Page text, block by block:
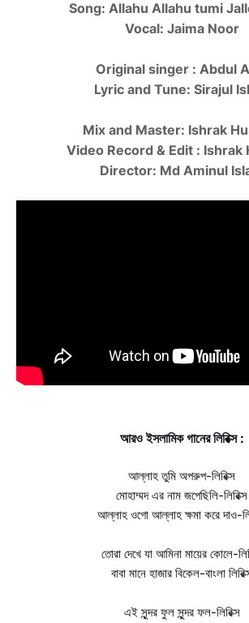
Song: Allahu Allahu tumi
Vocal: Jaima Noor
Original singer : Abdul
Lyric and Tune: Sirajul
Mix and Master: Ishrak
Video Record & Edit : Ishrak
Director: Md Aminul
আরও ইসলামিক গানের লিরিক্স :
আল্লাহ তুমি অপরুপ-লিরিক্স
মোহাম্মদ এর নাম জপেছিলি-লিরিক্স
আল্লাহ ওগো আল্লাহ ক্ষমা করে দাও-
তোরা দেখে যা আমিনা মায়ের কোলে-
বাবা মানে হাজার বিকেল-বাংলা
এই সুন্দর ফুল সুন্দর ফল-লিরিক্স